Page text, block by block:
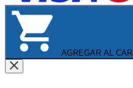
AGREGAR AL